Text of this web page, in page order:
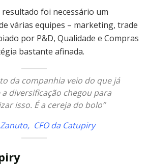
resultado foi necessário um
várias equipes – marketing, trade
por P&D, Qualidade e Compras
bastante afinada.
da companhia veio do que já
diversificação chegou para
isso. É a cereja do bolo”
CFO da Catupiry